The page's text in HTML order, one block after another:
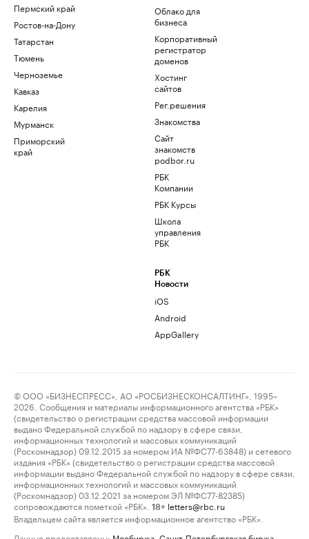
Пермский край
Ростов-на-Дону
Татарстан
Тюмень
Черноземье
Кавказ
Карелия
Мурманск
Приморский
край
Облако для
бизнеса
Корпоративный
регистратор
доменов
Хостинг
сайтов
Рег.решения
Знакомства
Сайт
знакомств
podbor.ru
РБК
Компании
РБК Курсы
Школа
управления
РБК
РБК
Новости
iOS
Android
AppGallery
© ООО «БИЗНЕСПРЕСС», АО «РОСБИЗНЕСКОНСАЛТИНГ», 1995–
2026. Сообщения и материалы информационного агентства «РБК»
(свидетельство о регистрации средства массовой информации
выдано Федеральной службой по надзору в сфере связи,
информационных технологий и массовых коммуникаций
(Роскомнадзор) 09.12.2015 за номером ИА №ФС77-63848) и сетевого
издания «РБК» (свидетельство о регистрации средства массовой
информации выдано Федеральной службой по надзору в сфере связи,
информационных технологий и массовых коммуникаций
(Роскомнадзор) 03.12.2021 за номером ЭЛ №ФС77-82385)
сопровождаются пометкой «РБК».
18+ letters@rbc.ru
Владельцем сайта является информационное агентство «РБК».